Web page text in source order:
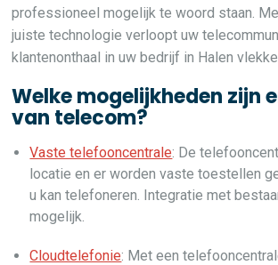
professioneel mogelijk te woord staan.
juiste technologie verloopt uw
klantenonthaal in uw bedrijf in Halen
Welke mogelijkheden zijn
van telecom?
Vaste telefooncentrale: De
locatie en er worden vaste toestellen
u kan telefoneren. Integratie met
mogelijk.
Cloudtelefonie: Met een